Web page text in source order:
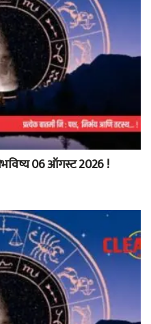
06 ऑगस्ट 2026 !